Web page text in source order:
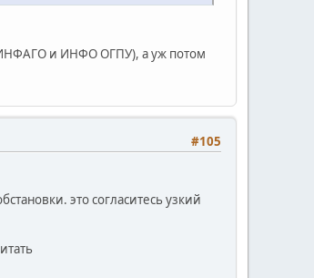
ИНФАГО и ИНФО ОГПУ), а уж потом
#105
это согласитесь узкий